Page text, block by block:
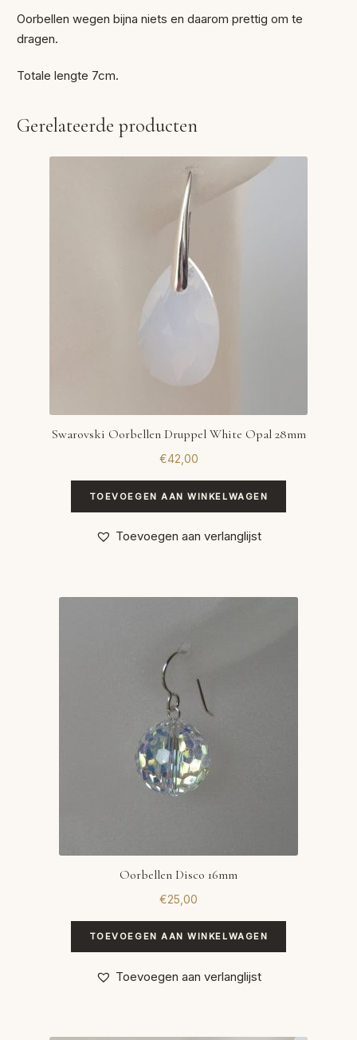
Oorbellen wegen bijna niets en daarom prettig om te
dragen.
Totale lengte 7cm.
Gerelateerde producten
Swarovski Oorbellen Druppel White Opal 28mm
€42,00
TOEVOEGEN AAN WINKELWAGEN
Toevoegen aan verlanglijst
Oorbellen Disco 16mm
€25,00
TOEVOEGEN AAN WINKELWAGEN
Toevoegen aan verlanglijst